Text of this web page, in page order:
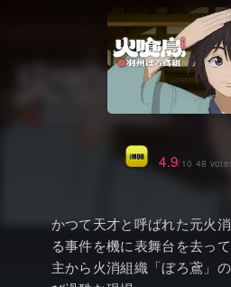
国内
Netflix 人気
Netflix 全作品
Netflix配信作
トレンド
Netflix・
Watchlistへ
かつて天才と呼ばれた元火
る事件を機に表舞台を去っ
主から火消組織「ぼろ鳶」
4.9/10 48